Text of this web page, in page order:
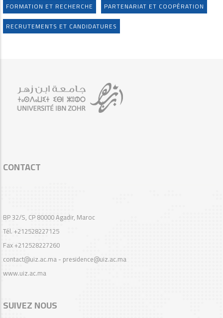
FORMATION ET RECHERCHE
PARTENARIAT ET COOPÉRATION
RECRUTEMENTS ET CANDIDATURES
CONTACT
BP 32/S, CP 80000 Agadir, Maroc
Tél. +212528227125
Fax +212528227260
contact@uiz.ac.ma - presidence@uiz.ac.ma
www.uiz.ac.ma
SUIVEZ NOUS